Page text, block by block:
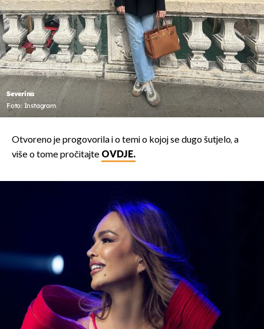
Severina
Foto: Instagram
Otvoreno je progovorila i o temi o kojoj se dugo šutjelo, a
više o tome pročitajte OVDJE.